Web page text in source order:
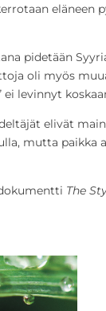
eläneen
pidetään
oli myös
levinnyt
elivät
mutta paikka
The